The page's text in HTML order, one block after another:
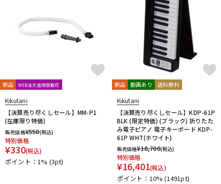
ヴィンテージ
新品 WEB注文店頭受取可
Kikutani
【決算売り尽くしセール】MM-P1
(在庫限り特価)
販売価格¥550(税込)
特別価格
¥330(税込)
ポイント：1% (3pt)
新品 動画あり 送料無料
Kikutani
【決算売り尽くしセール】KDP-61P
BLK (限定特価) (ブラック) 折りたた
み電子ピアノ 電子キーボード KDP-
61P WHT(ホワイト)
販売価格¥18,700(税込)
特別価格
¥16,401(税込)
ポイント：10%(1491pt)